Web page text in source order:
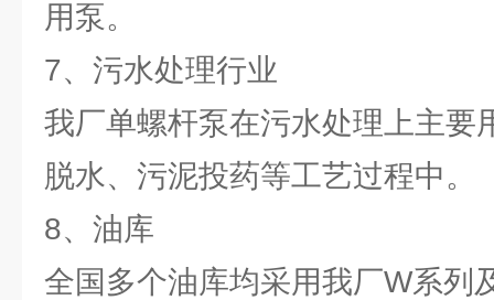
用泵。
7、污水处理行业
我厂单螺杆泵在污水处理上主要
脱水、污泥投药等工艺过程中。
8、油库
全国多个油库均采用我厂W系列